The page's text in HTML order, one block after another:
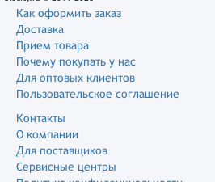
Как оформить заказ
Доставка
Прием товара
Почему покупать у нас
Для оптовых клиентов
Пользовательское соглашение
Контакты
О компании
Для поставщиков
Сервисные центры